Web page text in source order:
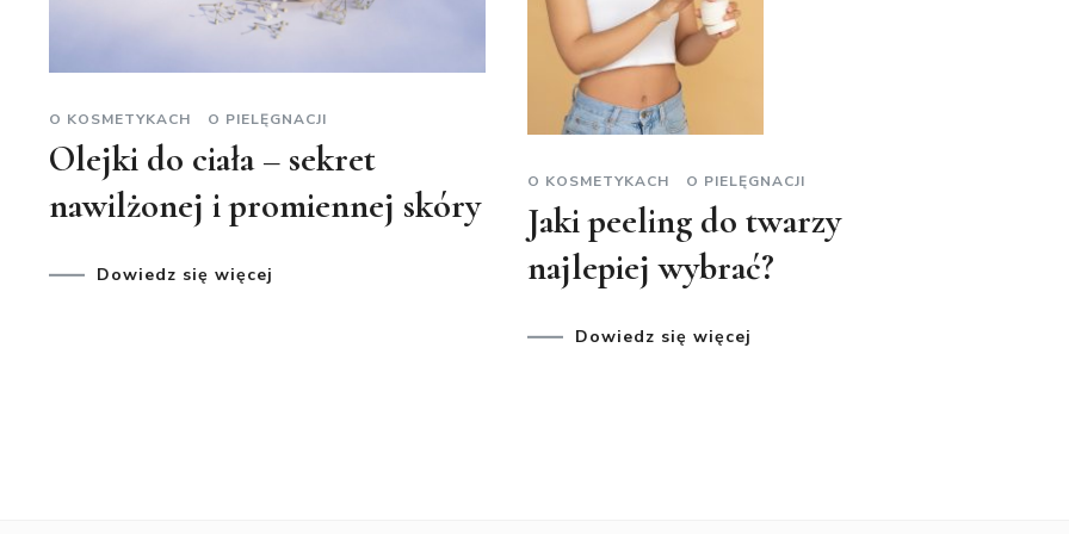
O KOSMETYKACH O PIELĘGNACJI
Olejki do ciała – sekret
nawilżonej i promiennej skóry
Dowiedz się więcej
O KOSMETYKACH O PIELĘGNACJI
Jaki peeling do twarzy
najlepiej wybrać?
Dowiedz się więcej